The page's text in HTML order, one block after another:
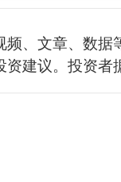
、文章、数据
建议。投资者